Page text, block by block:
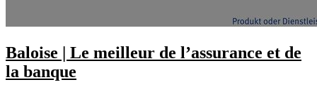
Baloise | Le meilleur de l’assurance et de
la banque